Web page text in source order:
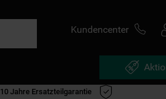
Kundencenter
10 Jahre Ersatzteilgarantie